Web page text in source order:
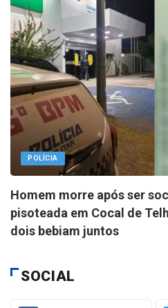
POLÍCIA
Homem morre após ser
pisoteada em Cocal de
dois bebiam juntos
SOCIAL